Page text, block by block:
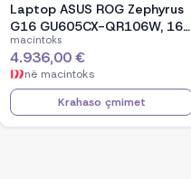
Laptop ASUS ROG Zephyrus
G16 GU605CX-QR106W, 16-
inch WQXGA OLED, Intel Core
Ultra 9 285H, NVIDIA GeForce
RTX 5090, 32GB RAM, 2TB
SSD, Windows 11 - Black
macintoks
4.936,00 €
në macintoks
Krahaso çmimet